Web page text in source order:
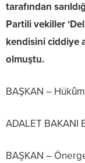
tarafından
Partili vekiller
kendisini ciddiye
olmuştu.
BAŞKAN –
ADALET BAKANI
BAŞKAN –